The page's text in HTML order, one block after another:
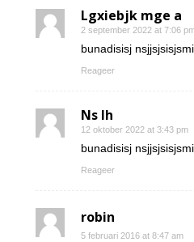
Lgxiebjk mge a
2 september 2022 at 7:06
bunadisisj
Reageer
Ns Ih
12 oktober 2022 at 3:43 pm
bunadisisj
Reageer
robin
5 februari 2016 at 8:47 am